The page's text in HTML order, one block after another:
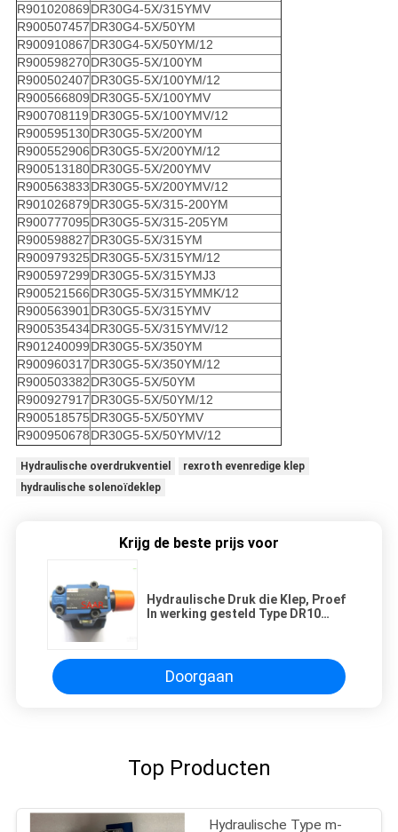
R901020869DR30G4-5X/315YMV
R900507457DR30G4-5X/50YM
R900910867DR30G4-5X/50YM/12
R900598270DR30G5-5X/100YM
R900502407DR30G5-5X/100YM/12
R900566809DR30G5-5X/100YMV
R900708119 DR30G5-5X/100YMV/12
R900595130DR30G5-5X/200YM
R900552906DR30G5-5X/200YM/12
R900513180DR30G5-5X/200YMV
R900563833DR30G5-5X/200YMV/12
R901026879DR30G5-5X/315-200YM
R900777095DR30G5-5X/315-205YM
R900598827DR30G5-5X/315YM
R900979325DR30G5-5X/315YM/12
R900597299DR30G5-5X/315YMJ3
R900521566DR30G5-5X/315YMMK/12
R900563901 DR30G5-5X/315YMV
R900535434DR30G5-5X/315YMV/12
R901240099DR30G5-5X/350YM
R900960317DR30G5-5X/350YM/12
R900503382DR30G5-5X/50YM
R900927917DR30G5-5X/50YM/12
R900518575DR30G5-5X/50YMV
R900950678DR30G5-5X/50YMV/12
Hydraulische overdrukventiel
rexroth evenredige klep
hydraulische solenoïdeklep
Krijg de beste prijs voor
Hydraulische Druk die Klep, Proef
In werking gesteld Type DR10
Doorgaan
Top Producten
Hydraulische Type m-